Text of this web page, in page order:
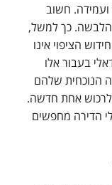
חשוב
כך למשל,
הציפוי אינו
בעבור אלו
הנוכחית שלהם
לרכוש אחת חדשה.
הדירה מחפשים